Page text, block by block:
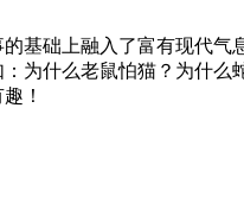
基础上融入了富有现代
为什么老鼠怕猫？为什
！